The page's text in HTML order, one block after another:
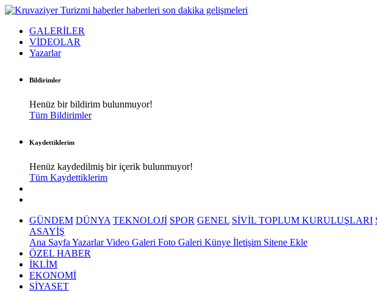
GALERİLER
VİDEOLAR
Yazarlar
Bildirimler
Henüz bir bildirim bulunmuyor!
Tüm Bildirimler
Kaydettiklerim
Henüz kaydedilmiş bir içerik bulunmuyor!
Tüm Kaydettiklerim
GÜNDEM DÜNYA TEKNOLOJİ SPOR GENEL SİVİL TOPLUM KURULUŞLARI
ASAYİŞ
Ana Sayfa YazarlarVideo Galeri Foto Galeri Künye İletişim Sitene Ekle
ÖZEL HABER
İKLİM
EKONOMİ
SİYASET